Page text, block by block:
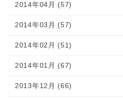
2014年04月 (57)
2014年03月 (57)
2014年02月 (51)
2014年01月 (67)
2013年12月 (66)